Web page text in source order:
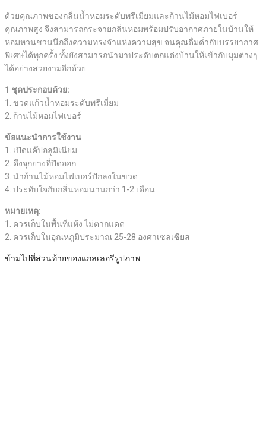
ด้วยคุณภาพของกลิ่นน้ำหอมระดับพรีเมี่ยมและก้านไม้หอมไฟเบอร์
คุณภาพสูง จึงสามารถกระจายกลิ่นหอมพร้อมปรับอากาศภายในบ้านให้
หอมหวนชวนนึกถึงความทรงจำแห่งความสุข จนคุณดื่มด่ำกับบรรยากาศ
พิเศษได้ทุกครั้ง ทั้งยังสามารถนำมาประดับตกแต่งบ้านให้เข้ากับมุมต่างๆ
ได้อย่างสวยงามอีกด้วย
1 ชุดประกอบด้วย:
1. ขวดแก้วน้ำหอมระดับพรีเมี่ยม
2. ก้านไม้หอมไฟเบอร์
ข้อแนะนำการใช้งาน
1. เปิดแค๊ปอลูมิเนียม
2. ดึงจุกยางที่ปิดออก
3. นำก้านไม้หอมไฟเบอร์ปักลงในขวด
4. ประทับใจกับกลิ่นหอมนานกว่า 1-2 เดือน
หมายเหตุ:
1. ควรเก็บในพื้นที่แห้ง ไม่ตากแดด
2. ควรเก็บในอุณหภูมิประมาณ 25-28 องศาเซลเซียส
ข้ามไปที่ส่วนท้ายของแกลเลอรีรูปภาพ